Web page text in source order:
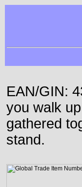
EAN/GIN:
you walk
gathered
stand.